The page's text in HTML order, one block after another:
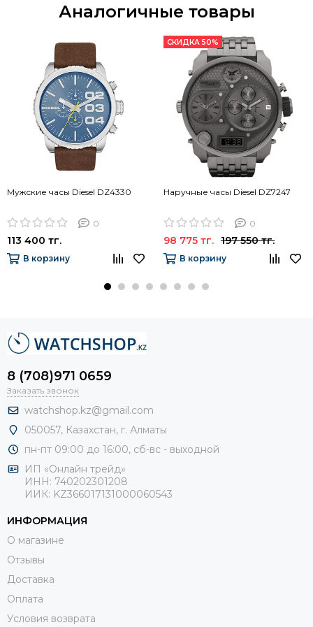
Аналогичные товары
Мужские часы Diesel DZ4330
0
113 400 тг.
В корзину
СКИДКА 50%
Наручные часы Diesel DZ7247
0
98 775 тг. 197 550 тг.
В корзину
8 (708)971 0659
Заказать звонок
watchshop.kz@gmail.com
050057, Казахстан, г. Алматы
пн-пт 09:00 до 16:00, сб-вс - выходной
ИП «Онлайн трейд»
ИНН: 740202301208
ИИК: KZ366017131000060543
ИНФОРМАЦИЯ
О магазине
Отзывы
Доставка
Оплата
Условия возврата